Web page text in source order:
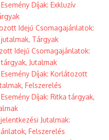
Díjak: Exkluzív
Idejű Csomagajánlatok:
Tárgyak
Idejű Csomagajánlatok:
Jutalmak
Díjak: Korlátozott
Felszerelés
Díjak: Ritka tárgyak,
Jutalmak:
Felszerelés